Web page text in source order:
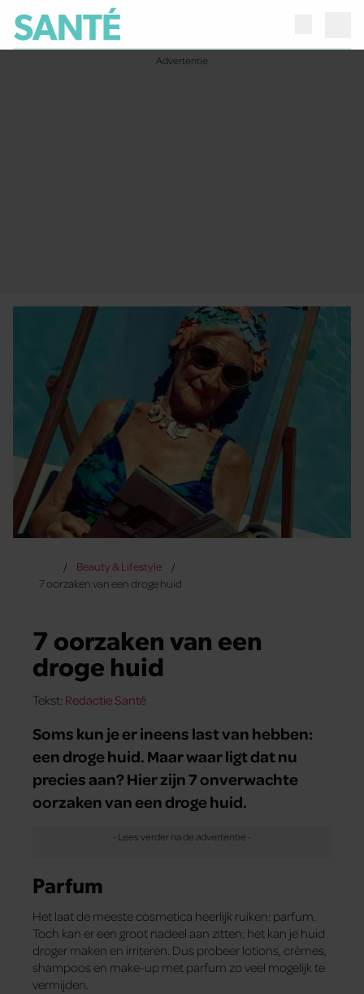
Beauty & Lifestyle
7 oorzaken van een droge huid
7 oorzaken van een
droge huid
Tekst: Redactie Santé
Soms kun je er ineens last van hebben:
een droge huid. Maar waar ligt dat nu
precies aan? Hier zijn 7 onverwachte
oorzaken van een droge huid.
Parfum
Het laat de meeste cosmetica heerlijk ruiken: parfum.
Toch kan er een groot nadeel aan zitten: het kan je huid
droger maken en irriteren. Dus probeer lotions, crèmes,
shampoos en make-up met parfum zo veel mogelijk te
vermijden.